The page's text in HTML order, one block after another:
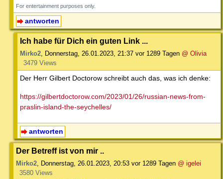
For entertainment purposes only.
antworten
Ich habe für Dich ein guten Link ...
Mirko2 Donnerstag, 26.01.2023, 21:37 vor 1289 Tagen @ Olivia
3479 Views
Der Herr Gilbert Doctorow schreibt auch das, was ich denke:
https://gilbertdoctorow.com/2023/01/26/russian-news-from-
praslin-island-the-seychelles/
antworten
Der Betreff ist von mir ..
Mirko2, Donnerstag, 26.01.2023, 20:53 vor 1289 Tagen @ igelei
3580 Views